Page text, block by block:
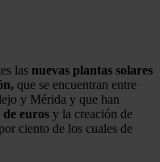
las nuevas plantas solares
que se encuentran entre
y Mérida y que han
euros y la creación de
ciento de los cuales de